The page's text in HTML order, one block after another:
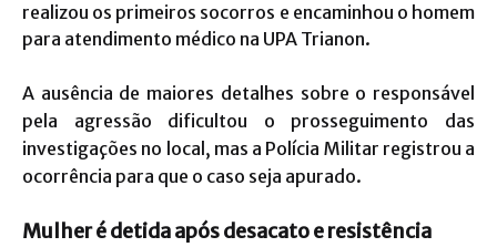
realizou os primeiros socorros e encaminhou o homem
para atendimento médico na UPA Trianon.
A ausência de maiores detalhes sobre o responsável
pela agressão dificultou o prosseguimento das
investigações no local, mas a Polícia Militar registrou a
ocorrência para que o caso seja apurado.
Mulher é detida após desacato e resistência